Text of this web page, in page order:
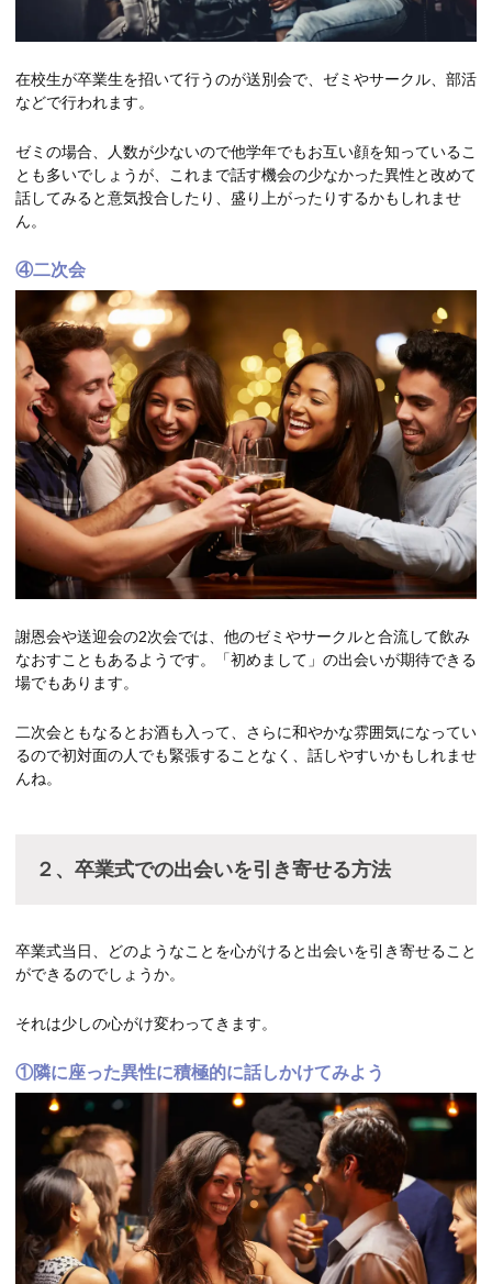
在校生が卒業生を招いて行うのが送別会で、ゼミやサークル、部活
などで行われます。
ゼミの場合、人数が少ないので他学年でもお互い顔を知っているこ
とも多いでしょうが、これまで話す機会の少なかった異性と改めて
話してみると意気投合したり、盛り上がったりするかもしれませ
ん。
④二次会
謝恩会や送迎会の2次会では、他のゼミやサークルと合流して飲み
なおすこともあるようです。「初めまして」の出会いが期待できる
場でもあります。
二次会ともなるとお酒も入って、さらに和やかな雰囲気になってい
るので初対面の人でも緊張することなく、話しやすいかもしれませ
んね。
２、卒業式での出会いを引き寄せる方法
卒業式当日、どのようなことを心がけると出会いを引き寄せること
ができるのでしょうか。
それは少しの心がけ変わってきます。
①隣に座った異性に積極的に話しかけてみよう